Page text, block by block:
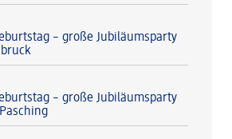
– große Jubiläumsparty
– große Jubiläumsparty